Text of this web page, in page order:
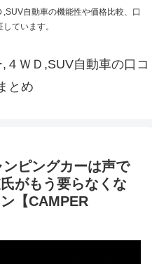
自動車の機能性や価格比較、口
ています。
４ＷＤ,SUV自動車の口コ
とめ
ンピングカーは声で
がもう要らなくな
【CAMPER